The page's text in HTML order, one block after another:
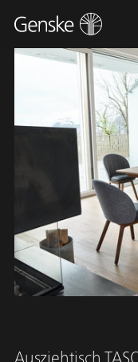
Ausziehtisch